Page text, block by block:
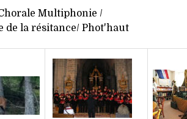
Multiphonie /
de la résitance/ Phot'haut